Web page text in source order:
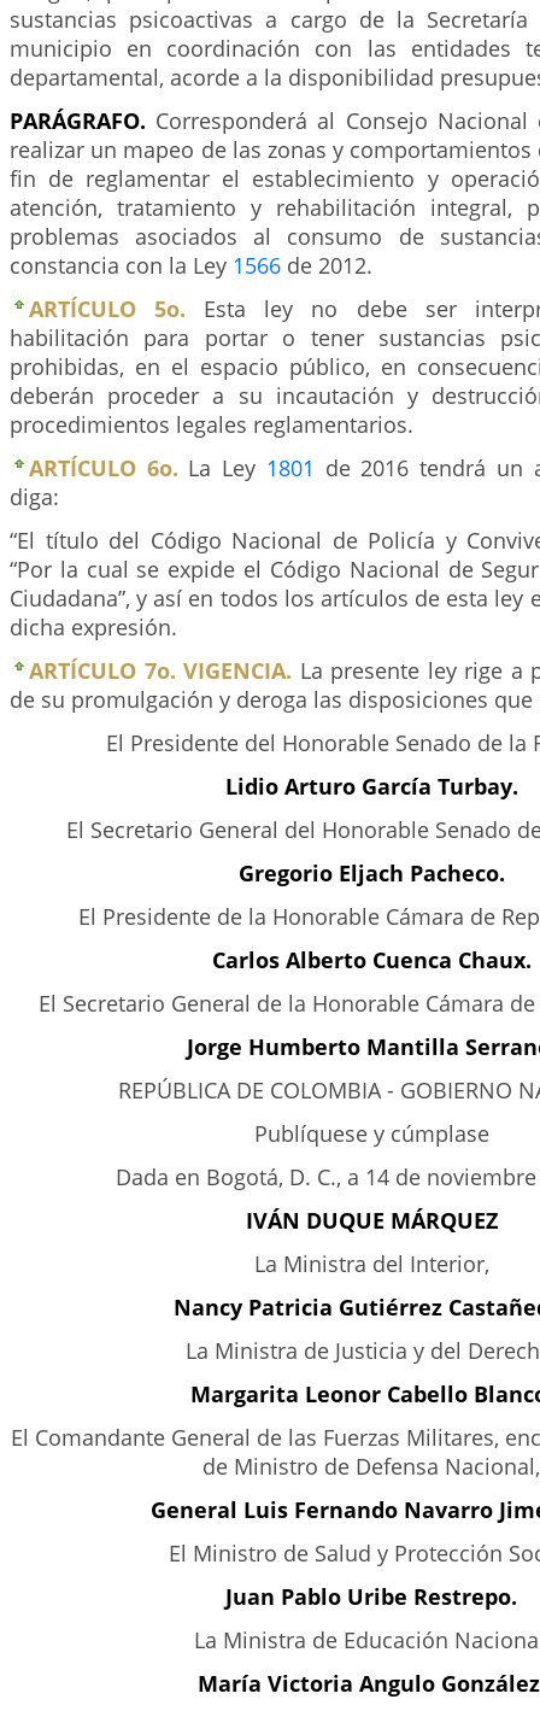
sustancias psicoactivas a cargo de la
municipio en coordinación con las entidades
departamental, acorde a la disponibilidad
PARÁGRAFO. Corresponderá al Consejo Nacional
realizar un mapeo de las zonas y
fin de reglamentar el establecimiento y
atención, tratamiento y rehabilitación integral,
problemas asociados al consumo de
constancia con la Ley 1566 de 2012.
ARTÍCULO 5o. Esta ley no debe ser
habilitación para portar o tener sustancias
prohibidas, en el espacio público, en
deberán proceder a su incautación y
procedimientos legales reglamentarios.
ARTÍCULO 6o. La Ley 1801 de 2016 tendrá un
diga:
“El título del Código Nacional de Policía y
“Por la cual se expide el Código Nacional de
Ciudadana”, y así en todos los artículos de esta ley
dicha expresión.
ARTÍCULO 7o. VIGENCIA. La presente ley rige a
de su promulgación y deroga las disposiciones
El Presidente del Honorable Senado de la
Lidio Arturo García Turbay.
El Secretario General del Honorable Senado
Gregorio Eljach Pacheco.
El Presidente de la Honorable Cámara de
Carlos Alberto Cuenca Chaux.
El Secretario General de la Honorable Cámara
Jorge Humberto Mantilla
REPÚBLICA DE COLOMBIA - GOBIERNO
Publíquese y cúmplase
Dada en Bogotá, D. C., a 14 de
IVÁN DUQUE MÁRQUEZ
La Ministra del Interior,
Nancy Patricia Gutiérrez
La Ministra de Justicia y del
Margarita Leonor Cabello
El Comandante General de las Fuerzas Militares,
de Ministro de Defensa Nacional,
General Luis Fernando Navarro
El Ministro de Salud y Protección
Juan Pablo Uribe Restrepo.
La Ministra de Educación
María Victoria Angulo